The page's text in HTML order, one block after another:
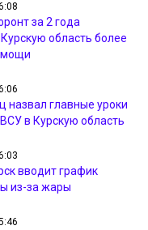
за 2 года
область более
назвал главные уроки
в Курскую область
вводит график
из-за жары